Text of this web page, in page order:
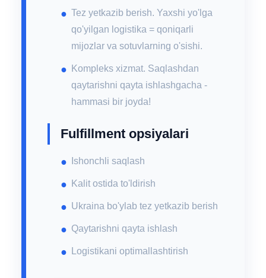
Tez yetkazib berish. Yaxshi yo'lga
qo'yilgan logistika = qoniqarli
mijozlar va sotuvlarning o'sishi.
Kompleks xizmat. Saqlashdan
qaytarishni qayta ishlashgacha -
hammasi bir joyda!
Fulfillment opsiyalari
Ishonchli saqlash
Kalit ostida to'ldirish
Ukraina bo'ylab tez yetkazib berish
Qaytarishni qayta ishlash
Logistikani optimallashtirish